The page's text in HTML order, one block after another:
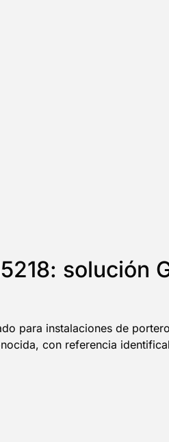
solución
para instalaciones de
con referencia